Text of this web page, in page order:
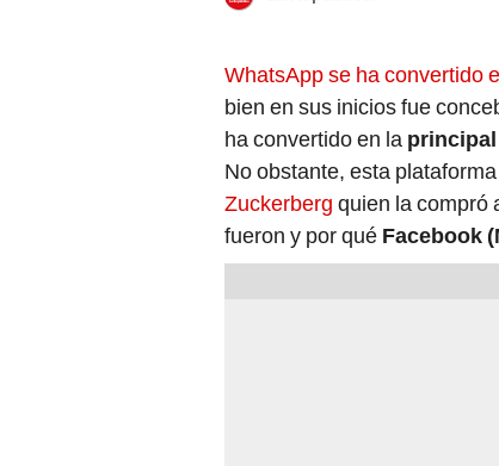
WhatsApp se ha convertido
bien en sus inicios fue
ha convertido en la
No obstante, esta
Zuckerberg quien la compró
fueron y por qué Facebook